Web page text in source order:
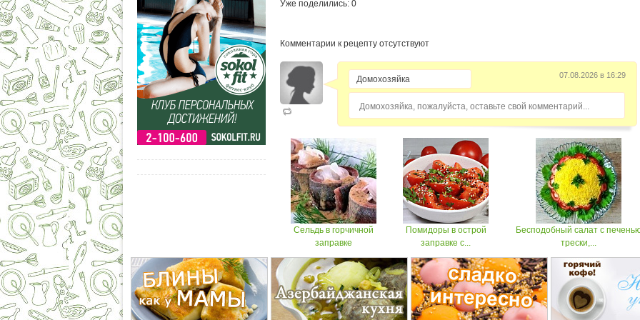
Уже поделились: 0
Комментарии к рецепту отсутствуют
07.08.2026 в 16:29
Домохозяйка, пожалуйста, оставьте свой комментарий...
Сельдь в горчичной
заправке
Помидоры в острой
заправке с...
Бесподобный салат с
трески,...